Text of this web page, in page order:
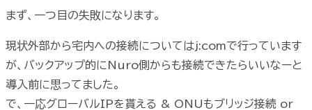
まず、一つ目の失敗になります。
現状外部から宅内への接続についてはj:comで行っています
が、バックアップ的にNuro側からも接続できたらいいなーと
導入前に思ってました。
で、一応グローバルIPを貰える & ONUもブリッジ接続 or